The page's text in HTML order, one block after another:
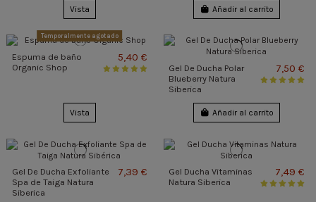
Vista Añadir al carrito
Temporalmente agotado
Espuma de baño
Organic Shop
5,40 €
Vista
Gel De Ducha Polar
Blueberry Natura
Siberica
7,50 €
Añadir al carrito
Gel De Ducha Exfoliante
Spa de Taiga Natura
Siberica
7,39 €
Gel Ducha Vitaminas
Natura Siberica
7,49 €